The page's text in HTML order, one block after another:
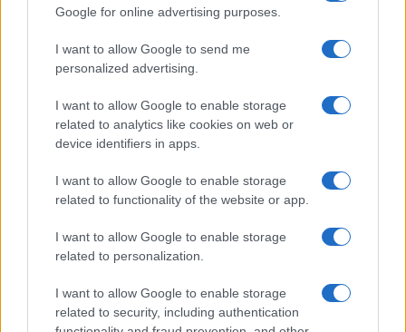
Google for online advertising purposes.
I want to allow Google to send me
personalized advertising.
I want to allow Google to enable storage
related to analytics like cookies on web or
device identifiers in apps.
I want to allow Google to enable storage
related to functionality of the website or app.
I want to allow Google to enable storage
related to personalization.
I want to allow Google to enable storage
related to security, including authentication
Verdachten van ernstige misdrijven blijven
in hechtenis ondanks vrijlating door
Een groep van 15 verdachten, die vrijgelaten zouden worden
door de raadkamer in Kortrijk, blijft toch in de gevangenis. De
Redactie Newz · 30 jul 2026